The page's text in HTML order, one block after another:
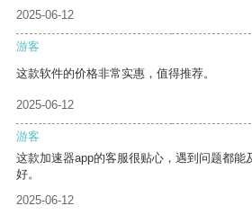
2025-06-12
游客
这款软件的价格非常实惠，值得推荐。
2025-06-12
游客
这款加速器app的客服很贴心，遇到问题都能
好。
2025-06-12